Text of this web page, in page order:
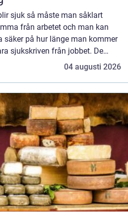
sjuk så måste man såklart
från arbetet och man kan
säker på hur länge man kommer
sjukskriven från jobbet. De
så är det i regel04 augusti 2026